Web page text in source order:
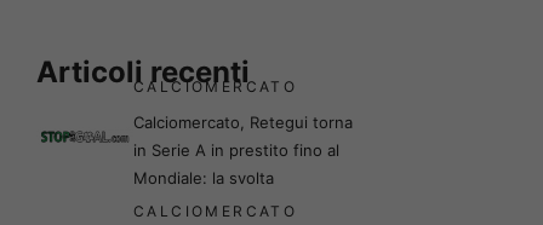
Articoli recenti
CALCIOMERCATO
Calciomercato, Retegui torna
in Serie A in prestito fino al
Mondiale: la svolta
CALCIOMERCATO